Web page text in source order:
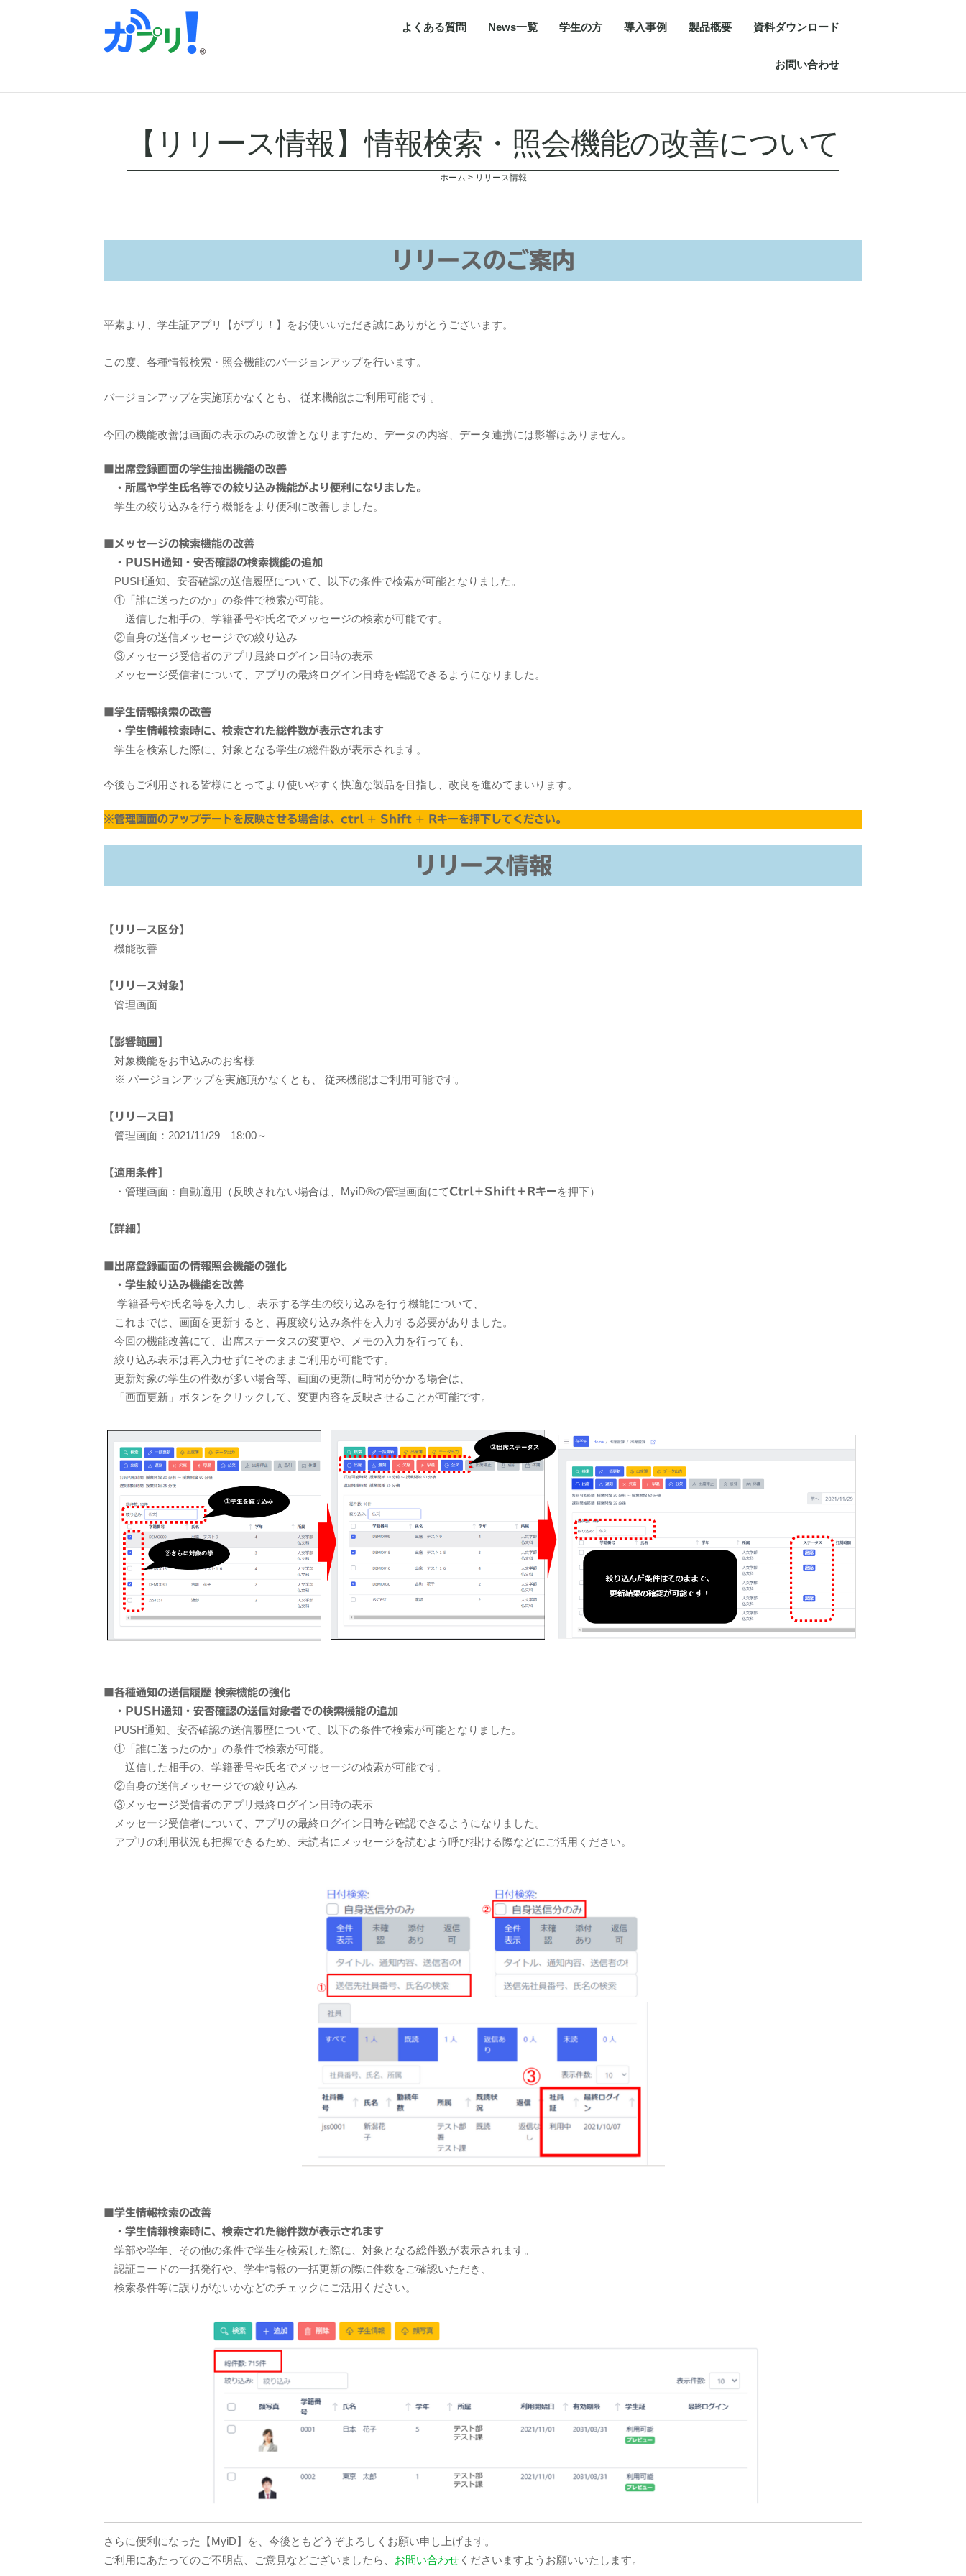
資料ダウンロード
製品概要
導入事例
学生の方
News一覧
よくある質問
お問い合わせ
【リリース情報】情報検索・照会機能の改善について
ホーム > リリース情報
リリースのご案内
平素より、学生証アプリ【がプリ！】をお使いいただき誠にありがとうございます。
この度、各種情報検索・照会機能のバージョンアップを行います。
バージョンアップを実施頂かなくとも、 従来機能はご利用可能です。
今回の機能改善は画面の表示のみの改善となりますため、データの内容、データ連携には影響はありません。
■出席登録画面の学生抽出機能の改善
・所属や学生氏名等での絞り込み機能がより便利になりました。
学生の絞り込みを行う機能をより便利に改善しました。
■メッセージの検索機能の改善
・PUSH通知・安否確認の検索機能の追加
PUSH通知、安否確認の送信履歴について、以下の条件で検索が可能となりました。
①「誰に送ったのか」の条件で検索が可能。
送信した相手の、学籍番号や氏名でメッセージの検索が可能です。
②自身の送信メッセージでの絞り込み
③メッセージ受信者のアプリ最終ログイン日時の表示
メッセージ受信者について、アプリの最終ログイン日時を確認できるようになりました。
■学生情報検索の改善
・学生情報検索時に、検索された総件数が表示されます
学生を検索した際に、対象となる学生の総件数が表示されます。
今後もご利用される皆様にとってより使いやすく快適な製品を目指し、改良を進めてまいります。
※管理画面のアップデートを反映させる場合は、ctrl + Shift + Rキーを押下してください。
リリース情報
【リリース区分】
機能改善
【リリース対象】
管理画面
【影響範囲】
対象機能をお申込みのお客様
※ バージョンアップを実施頂かなくとも、 従来機能はご利用可能です。
【リリース日】
管理画面：2021/11/29 18:00～
【適用条件】
・管理画面：自動適用（反映されない場合は、MyiD®の管理画面にて Ctrl＋Shift＋Rキー を押下）
【詳細】
■出席登録画面の情報照会機能の強化
・学生絞り込み機能を改善
学籍番号や氏名等を入力し、表示する学生の絞り込みを行う機能について、
これまでは、画面を更新すると、再度絞り込み条件を入力する必要がありました。
今回の機能改善にて、出席ステータスの変更や、メモの入力を行っても、
絞り込み表示は再入力せずにそのままご利用が可能です。
更新対象の学生の件数が多い場合等、画面の更新に時間がかかる場合は、
「画面更新」ボタンをクリックして、変更内容を反映させることが可能です。
■各種通知の送信履歴 検索機能の強化
・PUSH通知・安否確認の送信対象者での検索機能の追加
PUSH通知、安否確認の送信履歴について、以下の条件で検索が可能となりました。
①「誰に送ったのか」の条件で検索が可能。
送信した相手の、学籍番号や氏名でメッセージの検索が可能です。
②自身の送信メッセージでの絞り込み
③メッセージ受信者のアプリ最終ログイン日時の表示
メッセージ受信者について、アプリの最終ログイン日時を確認できるようになりました。
アプリの利用状況も把握できるため、未読者にメッセージを読むよう呼び掛ける際などにご活用ください。
■学生情報検索の改善
・学生情報検索時に、検索された総件数が表示されます
学部や学年、その他の条件で学生を検索した際に、対象となる総件数が表示されます。
認証コードの一括発行や、学生情報の一括更新の際に件数をご確認いただき、
検索条件等に誤りがないかなどのチェックにご活用ください。
さらに便利になった【MyiD】を、今後ともどうぞよろしくお願い申し上げます。
ご利用にあたってのご不明点、ご意見などございましたら、 お問い合わせ くださいますようお願いいたします。